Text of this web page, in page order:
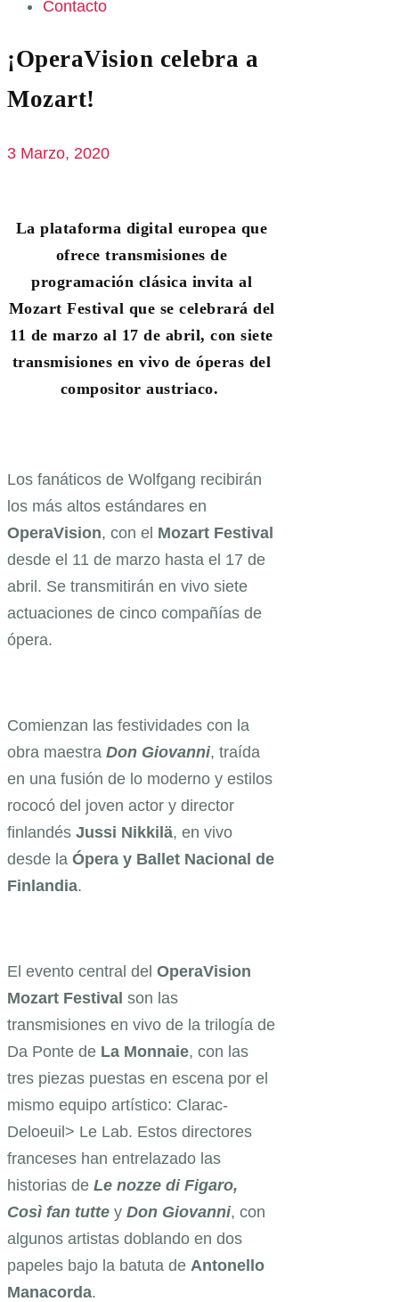
Contacto
¡OperaVision celebra a
Mozart!
3 Marzo, 2020
La plataforma digital europea que
ofrece transmisiones de
programación clásica invita al
Mozart Festival que se celebrará del
11 de marzo al 17 de abril, con siete
transmisiones en vivo de óperas del
compositor austriaco.
Los fanáticos de Wolfgang recibirán
los más altos estándares en
OperaVision, con el Mozart Festival
desde el 11 de marzo hasta el 17 de
abril. Se transmitirán en vivo siete
actuaciones de cinco compañías de
ópera.
Comienzan las festividades con la
obra maestra Don Giovanni, traída
en una fusión de lo moderno y estilos
rococó del joven actor y director
finlandés Jussi Nikkilä, en vivo
desde la Ópera y Ballet Nacional de
Finlandia.
El evento central del OperaVision
Mozart Festival son las
transmisiones en vivo de la trilogía de
Da Ponte de La Monnaie, con las
tres piezas puestas en escena por el
mismo equipo artístico: Clarac-
Deloeuil> Le Lab. Estos directores
franceses han entrelazado las
historias de Le nozze di Figaro,
Così fan tutte y Don Giovanni, con
algunos artistas doblando en dos
papeles bajo la batuta de Antonello
Manacorda.